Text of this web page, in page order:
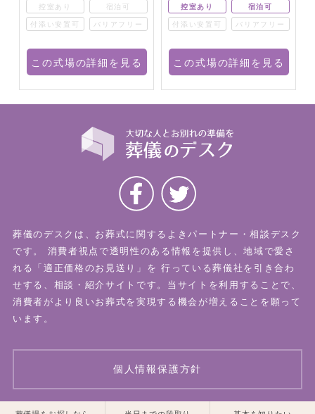
控室あり
宿泊可
付添い安置可
バリアフリー
この式場の詳細を見る
控室あり
宿泊可
付添い安置可
バリアフリー
この式場の詳細を見る
葬儀のデスクは、お葬式に関するよきパートナー・相談デスク
です。
消費者視点で透明性のある情報を提供し、地域で愛さ
れる「適正価格のお見送り」を 行っている葬儀社を引き合わ
せする、相談・紹介サイトです。当サイトを利用することで、
消費者がより良いお葬式を実現する機会が増えることを願って
います。
個人情報保護方針